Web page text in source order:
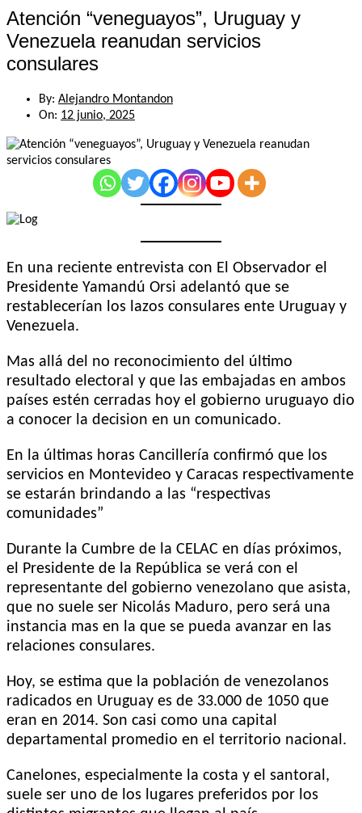
Atención “veneguayos”, Uruguay y
Venezuela reanudan servicios
consulares
By: Alejandro Montandon
On: 12 junio, 2025
En una reciente entrevista con El Observador el
Presidente Yamandú Orsi adelantó que se
restablecerían los lazos consulares ente Uruguay y
Venezuela.
Mas allá del no reconocimiento del último
resultado electoral y que las embajadas en ambos
países estén cerradas hoy el gobierno uruguayo dio
a conocer la decision en un comunicado.
En la últimas horas Cancillería confirmó que los
servicios en Montevideo y Caracas respectivamente
se estarán brindando a las “respectivas
comunidades”
Durante la Cumbre de la CELAC en días próximos,
el Presidente de la República se verá con el
representante del gobierno venezolano que asista,
que no suele ser Nicolás Maduro, pero será una
instancia mas en la que se pueda avanzar en las
relaciones consulares.
Hoy, se estima que la población de venezolanos
radicados en Uruguay es de 33.000 de 1050 que
eran en 2014. Son casi como una capital
departamental promedio en el territorio nacional.
Canelones, especialmente la costa y el santoral,
suele ser uno de los lugares preferidos por los